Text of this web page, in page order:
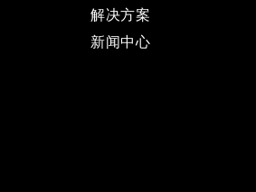
解决方案
新闻中心